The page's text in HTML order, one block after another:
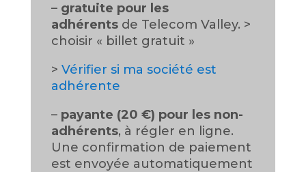
– gratuite pour les
adhérentsde Telecom Valley. >
choisir « billet gratuit »
> Vérifier si ma société est
adhérente
– payante (20 €) pour les non-
adhérents, à régler en ligne.
Une confirmation de paiement
est envoyée automatiquement